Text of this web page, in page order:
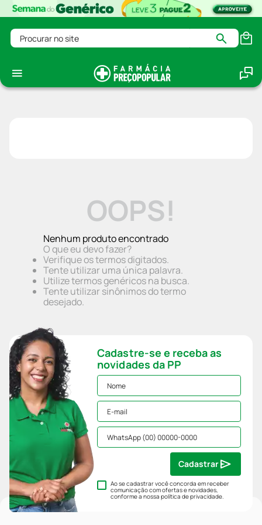
Procurar no site
OOPS!
Nenhum produto encontrado
O que eu devo fazer?
Verifique os termos digitados.
Tente utilizar uma única palavra.
Utilize termos genéricos na busca.
Tente utilizar sinônimos do termo
desejado.
Cadastre-se e receba as
novidades da PP
Ao se cadastrar você concorda em receber
comunicação com ofertas e novidades,
conforme a nossapolítica de privacidade.
Cadastrar